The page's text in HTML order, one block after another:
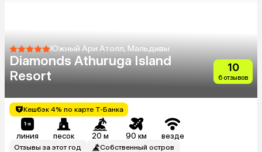
Южный Ари Атолл, Мальдивы
Diamonds Athuruga Island
Resort
10
6 отзывов
Кешбэк 4% по карте Т-Банка
линия песок 20 м 90 км везде
Отзывы за этот год
Собственный остров